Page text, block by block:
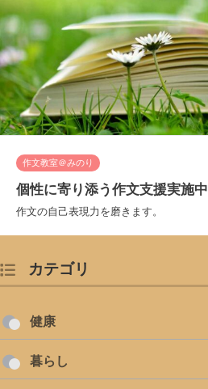
作文教室＠みのり
個性に寄り添う作文支援実施中
作文の自己表現力を磨きます。
カテゴリ
健康
暮らし